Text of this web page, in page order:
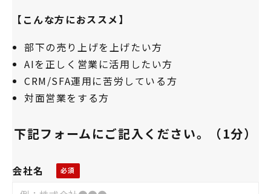
【こんな方におススメ】
部下の売り上げを上げたい方
AIを正しく営業に活用したい方
CRM/SFA運用に苦労している方
対面営業をする方
下記フォームにご記入ください。（1分）
会社名